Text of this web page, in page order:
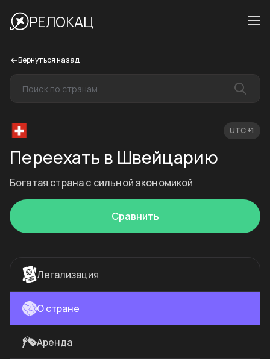
РЕЛОКАЦ
Вернуться назад
UTC +1
Переехать в Швейцарию
Богатая страна с сильной экономикой
Сравнить
Легализация
О стране
Аренда